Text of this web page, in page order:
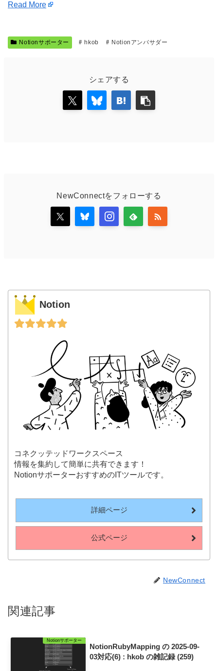
Read More
Notionサポーター hkob Notionアンバサダー
シェアする
NewConnectをフォローする
Notion
コネクッテッドワークスペース
情報を集約して簡単に共有できます！
NotionサポーターおすすめのITツールです。
詳細ページ
公式ページ
NewConnect
関連記事
Notionサポーター
NotionRubyMapping の 2025-09-
03対応(6) : hkob の雑記録 (259)